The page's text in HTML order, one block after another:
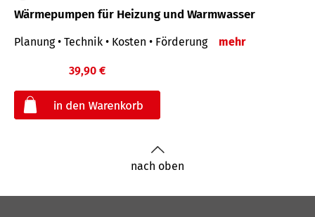
Wärmepumpen für Heizung und Warmwasser
Planung • Technik • Kosten • Förderung mehr
39,90 €
nach oben